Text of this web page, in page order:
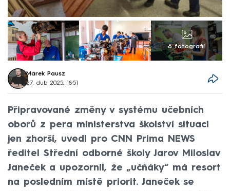
6 fotografií
Marek Pausz
27. dub 2025, 18:51
Připravované změny v systému učebních
oborů z pera ministerstva školství situaci
jen zhorší, uvedl pro CNN Prima NEWS
ředitel Střední odborné školy Jarov Miloslav
Janeček a upozornil, že „učňáky“ má resort
na posledním místě priorit. Janeček se